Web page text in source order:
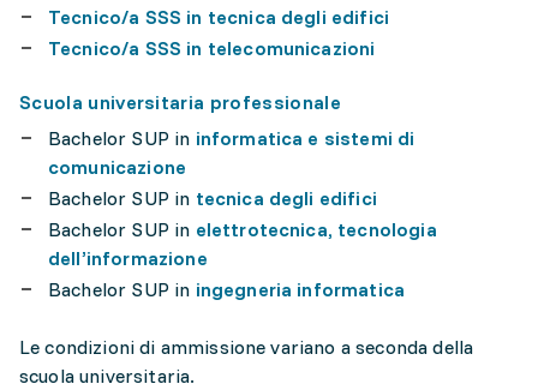
Tecnico/a SSS in tecnica degli edifici
Tecnico/a SSS in telecomunicazioni
Scuola universitaria professionale
Bachelor SUP in informatica e sistemi di
comunicazione
Bachelor SUP in tecnica degli edifici
Bachelor SUP in elettrotecnica, tecnologia
dell’informazione
Bachelor SUP in ingegneria informatica
Le condizioni di ammissione variano a seconda della
scuola universitaria.